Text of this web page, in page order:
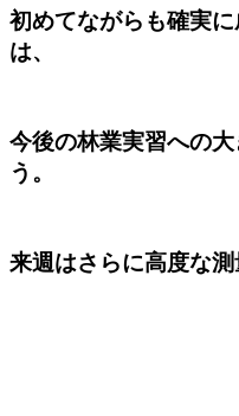
初めてながらも確実
は、
今後の林業実習への
う。
来週はさらに高度な測